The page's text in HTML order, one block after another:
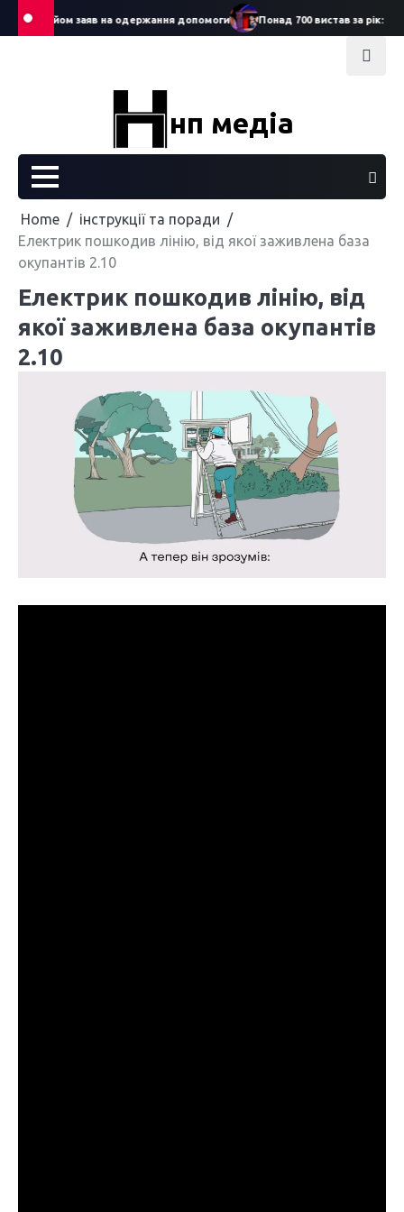
Skip
прийом заяв на одержання допомоги Понад 700 вистав за рік:
нп медіа
Home
інструкції та поради
Електрик пошкодив лінію, від якої заживлена база
окупантів 2.10
Електрик пошкодив лінію, від
якої заживлена база окупантів
2.10